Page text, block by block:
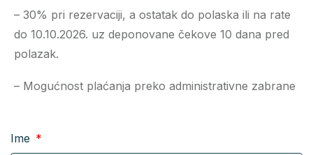
– 30% pri rezervaciji, a ostatak do polaska ili na rate
do 10.10.2026. uz deponovane čekove 10 dana pred
polazak.
– Mogućnost plaćanja preko administrativne zabrane
Ime